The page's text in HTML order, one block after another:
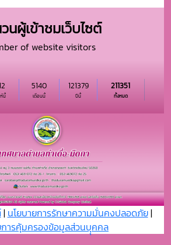
นผู้เข้าชมเว็บไซต์
of website visitors
นี้ เดือนนี้
5140
ปีนี้
121379
ทั้งหมด
211351
| นโยบายการรักษาความมั่นคงปลอดภัย|
การคุ้มครองข้อมูลส่วนบุุคคล